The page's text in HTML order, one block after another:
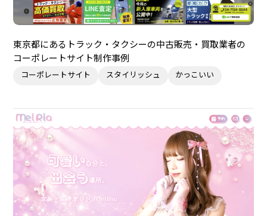
東京都にあるトラック・タクシーの中古販売・買取業者の
コーポレートサイト制作事例
コーポレートサイト スタイリッシュ かっこいい